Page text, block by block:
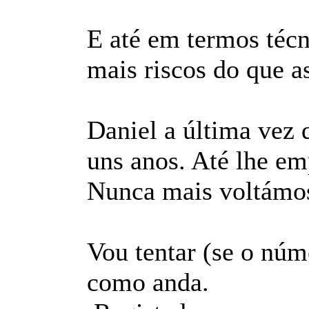
E até em termos
mais riscos do que
Daniel a última vez
uns anos. Até lhe
Nunca mais
Vou tentar (se o
como anda.